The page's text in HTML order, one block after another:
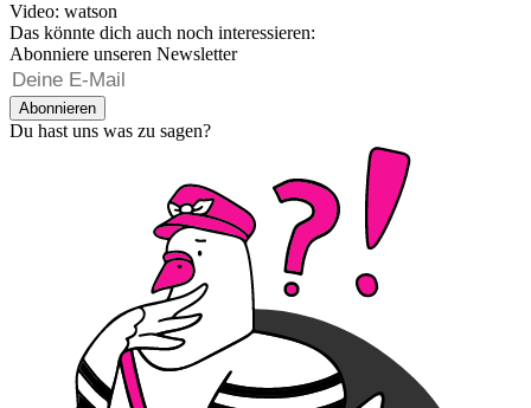
Video: watson
Das könnte dich auch noch interessieren:
Abonniere unseren Newsletter
Abonnieren
Du hast uns was zu sagen?